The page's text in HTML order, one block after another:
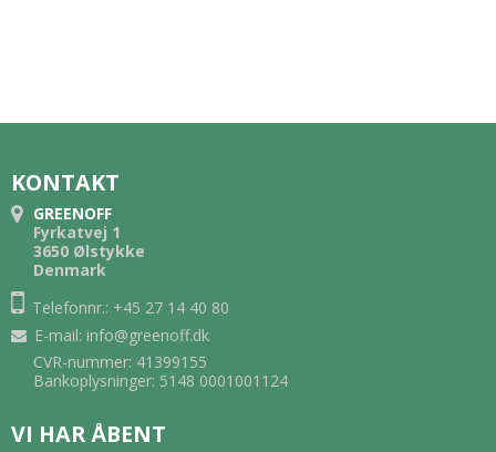
KONTAKT
GREENOFF
Fyrkatvej 1
3650 Ølstykke
Denmark
Telefonnr.: +45 27 14 40 80
E-mail: info@greenoff.dk
CVR-nummer: 41399155
Bankoplysninger: 5148 0001001124
VI HAR ÅBENT